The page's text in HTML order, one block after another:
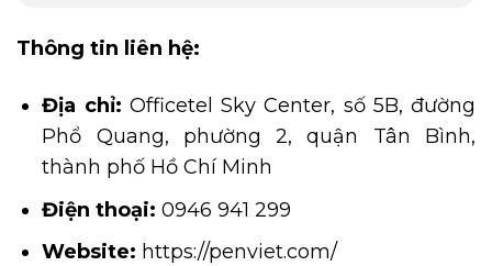
Thông tin liên hệ:
Địa chỉ: Officetel Sky Center, số 5B, đường
Phổ Quang, phường 2, quận Tân Bình,
thành phố Hồ Chí Minh
Điện thoại: 0946 941 299
Website: https://penviet.com/